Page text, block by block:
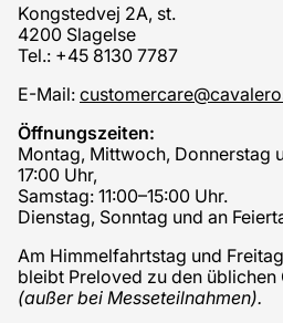
Kongstedvej 2A, st.
4200 Slagelse
Tel.: +45 8130 7787
E-Mail:
Öffnungszeiten:
Montag, Mittwoch, Donnerstag
17:00 Uhr,
Samstag: 11:00–15:00 Uhr.
Dienstag, Sonntag und an
Am Himmelfahrtstag und
bleibt Preloved zu den üblichen
(außer bei Messeteilnahmen).